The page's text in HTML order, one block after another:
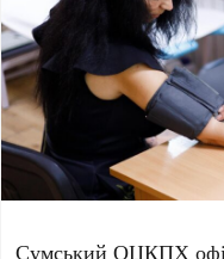
Сумський ОЦКПХ